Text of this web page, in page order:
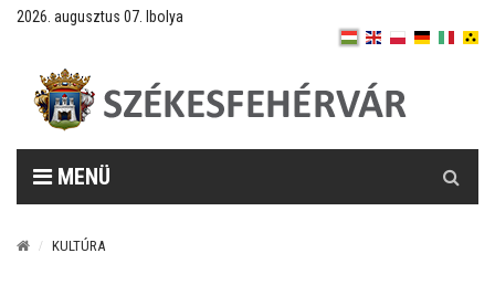
2026. augusztus 07. Ibolya
MENÜ
KULTÚRA